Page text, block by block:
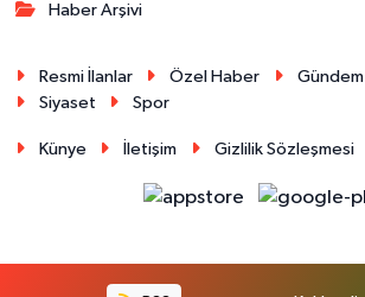
Haber Arşivi
Resmi İlanlar Özel Haber Gündem
Siyaset
Spor
Künye İletişim Gizlilik Sözleşmesi